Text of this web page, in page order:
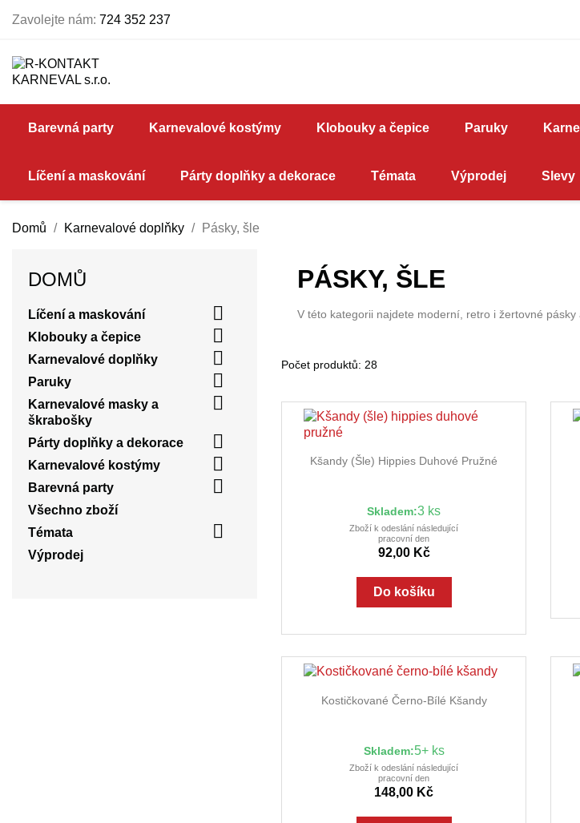
Zavolejte nám: 724 352 237
Barevná party Karnevalové kostýmy Klobouky a čepice Paruky
Líčení a maskování Párty doplňky a dekorace Témata Výprodej Slevy
Domů Karnevalové doplňky Pásky, šle
DOMŮ
Líčení a maskování 
Klobouky a čepice 
Karnevalové doplňky 
Paruky 
Karnevalové masky a
škrabošky

Párty doplňky a dekorace 
Karnevalové kostýmy 
Barevná party 
Všechno zboží
Témata

Výprodej
PÁSKY, ŠLE
V této kategorii najdete moderní, retro i žertovné pásky
Počet produktů: 28
 Rychlý náhled
Kšandy (šle) Hippies Duhové Pružné
Skladem:3 ks
Zboží k odeslání následující
pracovní den
92,00 Kč
Do košíku
 Rychlý náhled
Kostičkované Černo-Bílé Kšandy
Skladem:5+ ks
Zboží k odeslání následující
pracovní den
148,00 Kč